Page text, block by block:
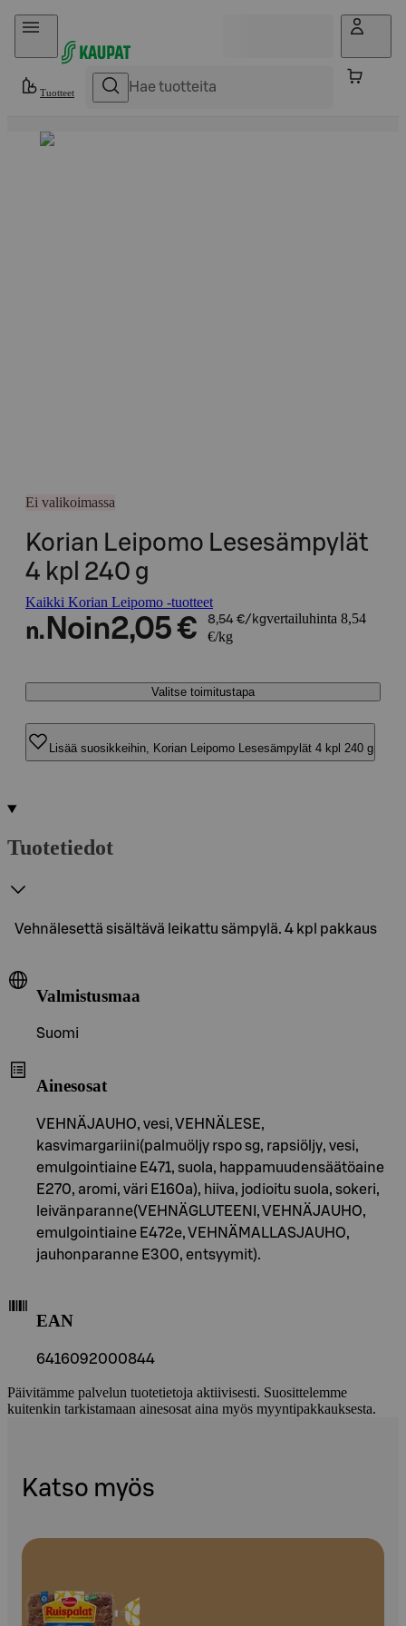
Hyppää sisältöön
Tuotteet
Ei valikoimassa
Korian Leipomo Lesesämpylät
4 kpl 240 g
Kaikki Korian Leipomo -tuotteet
n. Noin2,05 € 8,54 €/kgvertailuhinta 8,54
€/kg
Valitse toimitustapa
Lisää suosikkeihin, Korian Leipomo Lesesämpylät 4 kpl 240 g
Tuotetiedot
Vehnälesettä sisältävä leikattu sämpylä. 4 kpl pakkaus
Valmistusmaa
Suomi
Ainesosat
VEHNÄJAUHO, vesi, VEHNÄLESE,
kasvimargariini(palmuöljy rspo sg, rapsiöljy, vesi,
emulgointiaine E471, suola, happamuudensäätöaine
E270, aromi, väri E160a), hiiva, jodioitu suola, sokeri,
leivänparanne(VEHNÄGLUTEENI, VEHNÄJAUHO,
emulgointiaine E472e, VEHNÄMALLASJAUHO,
jauhonparanne E300, entsyymit).
EAN
6416092000844
Päivitämme palvelun tuotetietoja aktiivisesti. Suosittelemme
kuitenkin tarkistamaan ainesosat aina myös myyntipakkauksesta.
Katso myös